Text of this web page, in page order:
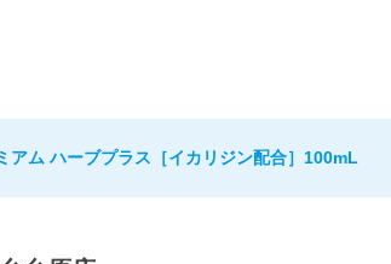
アム ハーブプラス［イカリジン配合］100mL